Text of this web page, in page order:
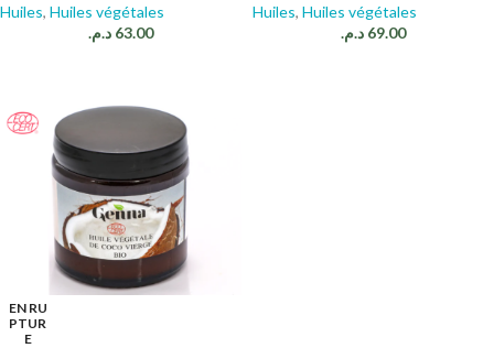
Huiles, Huiles végétales
63.00 د.م.
Huiles, Huiles végétales
69.00 د.م.
EN RU
PTUR
E